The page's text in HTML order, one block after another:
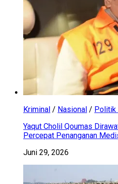
Kriminal / Nasional / Politik
Yaqut Cholil Qoumas
Percepat Penanganan
Juni 29, 2026